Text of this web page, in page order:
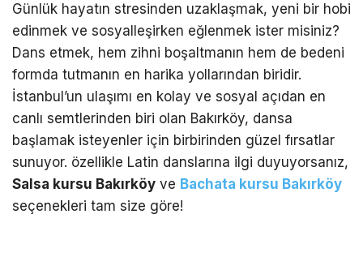
Günlük hayatın stresinden uzaklaşmak, yeni bir hobi
edinmek ve sosyalleşirken eğlenmek ister misiniz?
Dans etmek, hem zihni boşaltmanın hem de bedeni
formda tutmanın en harika yollarından biridir.
İstanbul’un ulaşımı en kolay ve sosyal açıdan en
canlı semtlerinden biri olan Bakırköy, dansa
başlamak isteyenler için birbirinden güzel fırsatlar
sunuyor. özellikle Latin danslarına ilgi duyuyorsanız,
Salsa kursu Bakırköy ve Bachata kursu Bakırköy
seçenekleri tam size göre!